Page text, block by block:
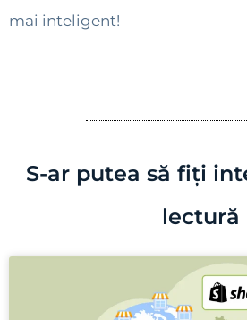
mai inteligent!
S-ar putea să fiți
lectură